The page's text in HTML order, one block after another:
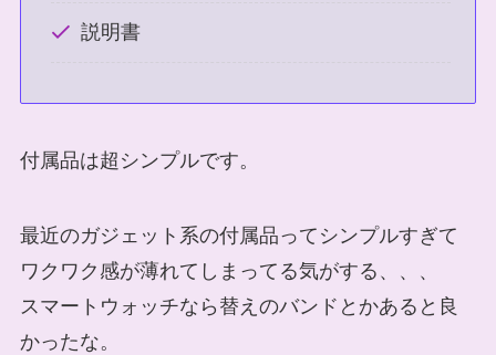
説明書
付属品は超シンプルです。
最近のガジェット系の付属品ってシンプルすぎて
ワクワク感が薄れてしまってる気がする、、、
スマートウォッチなら替えのバンドとかあると良
かったな。